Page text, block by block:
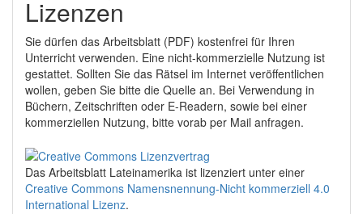
Lizenzen
Sie dürfen das Arbeitsblatt (PDF) kostenfrei für Ihren
Unterricht verwenden. Eine nicht-kommerzielle Nutzung ist
gestattet. Sollten Sie das Rätsel im Internet veröffentlichen
wollen, geben Sie bitte die Quelle an. Bei Verwendung in
Büchern, Zeitschriften oder E-Readern, sowie bei einer
kommerziellen Nutzung, bitte vorab per Mail anfragen.
Das Arbeitsblatt Lateinamerika ist lizenziert unter einer
Creative Commons Namensnennung-Nicht kommerziell 4.0
International Lizenz.